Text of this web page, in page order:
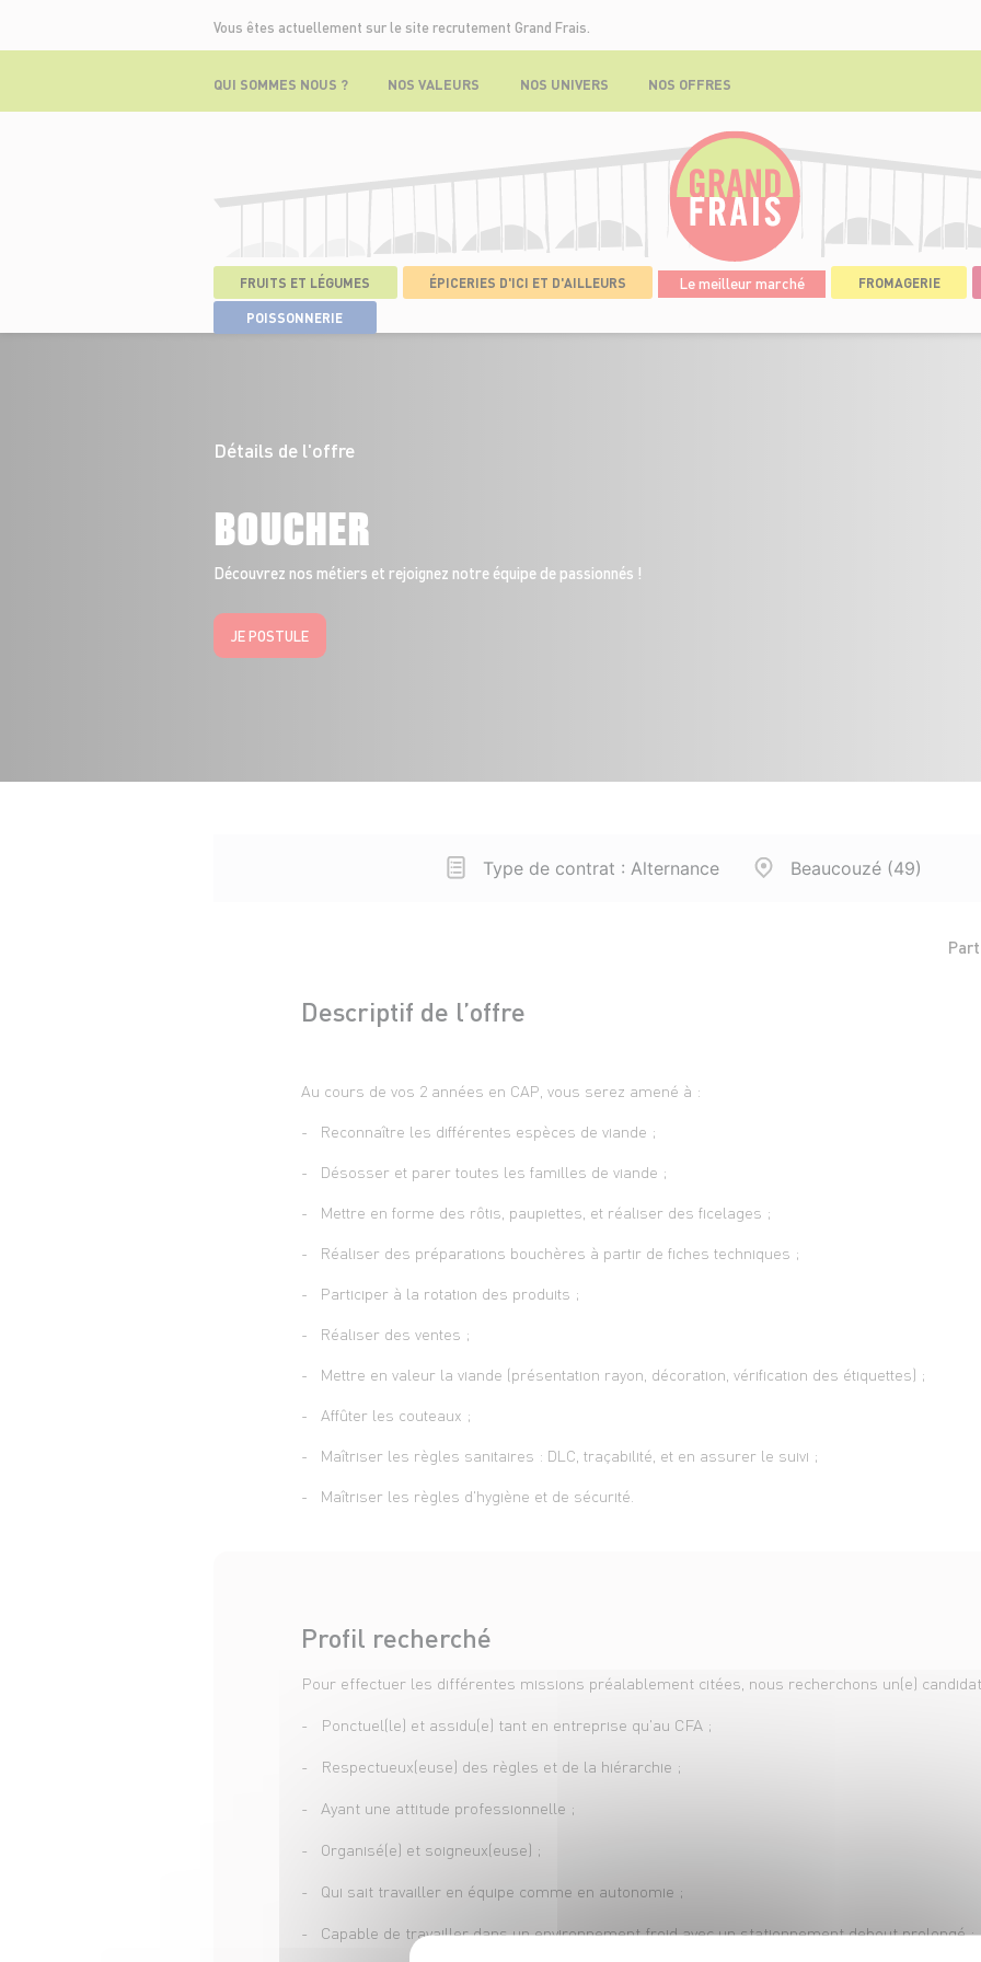
Vous êtes actuellement sur le site recrutement Grand Frais.
QUI SOMMES NOUS ? NOS VALEURS NOS UNIVERS NOS OFFRES
FRUITS ET LÉGUMES ÉPICERIES D'ICI ET D'AILLEURS Le meilleur marché
FROMAGERIE
POISSONNERIE
ACCUEIL > NOS OFFRES
Détails de l'offre
BOUCHER
Découvrez nos métiers et rejoignez notre équipe de passionnés !
JE POSTULE
Type de contrat : Alternance Beaucouzé (49)
Descriptif de l’offre
Au cours de vos 2 années en CAP, vous serez amené à :
- Reconnaître les différentes espèces de viande ;
- Désosser et parer toutes les familles de viande ;
- Mettre en forme des rôtis, paupiettes, et réaliser des ficelages ;
- Réaliser des préparations bouchères à partir de fiches techniques ;
- Participer à la rotation des produits ;
- Réaliser des ventes ;
- Mettre en valeur la viande (présentation rayon, décoration, vérification des étiquettes) ;
- Affûter les couteaux ;
- Maîtriser les règles sanitaires : DLC, traçabilité, et en assurer le suivi ;
- Maîtriser les règles d'hygiène et de sécurité.
Profil recherché
Pour effectuer les différentes missions préalablement citées, nous recherchons un(e)
- Ponctuel(le) et assidu(e) tant en entreprise qu'au CFA ;
- Respectueux(euse) des règles et de la hiérarchie ;
- Ayant une attitude professionnelle ;
- Organisé(e) et soigneux(euse) ;
- Qui sait travailler en équipe comme en autonomie ;
- Capable de travailler dans un environnement froid avec un stationnement debout prolongé ;